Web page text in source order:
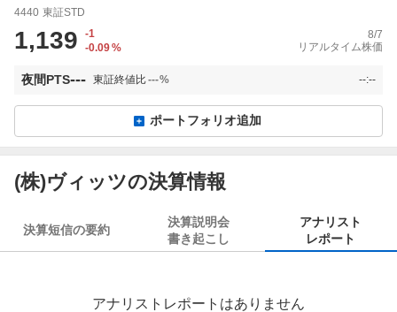
4440 東証STD
1,139
-1
-0.09%
8/7
リアルタイム株価
夜間PTS--- 東証終値比---% --:--
ポートフォリオ追加
(株)ヴィッツの決算情報
決算短信の要約
決算説明会
書き起こし
アナリスト
レポート
アナリストレポートはありません